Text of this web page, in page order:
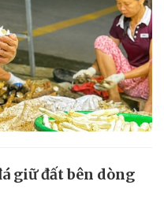
giữ đất bên dòng